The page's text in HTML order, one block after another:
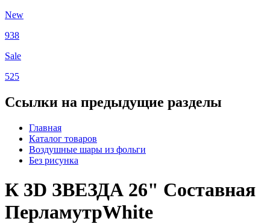
New
938
Sale
525
Ссылки на предыдущие разделы
Главная
Каталог товаров
Воздушные шары из фольги
Без рисунка
К 3D ЗВЕЗДА 26" Составная
ПерламутрWhite